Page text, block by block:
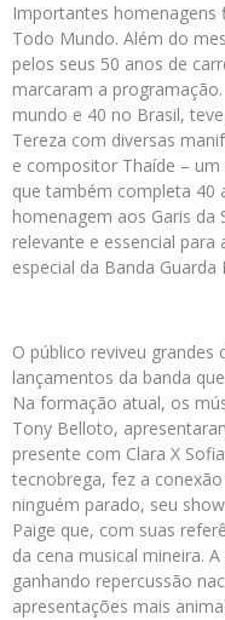
Importantes homenagens
Todo Mundo. Além do
pelos seus 50 anos de
marcaram a
mundo e 40 no Brasil,
Tereza com diversas
e compositor Thaíde –
que também completa 40
homenagem aos Garis da
relevante e essencial
especial da Banda
O público reviveu grandes
lançamentos da banda
Na formação atual, os
Tony Belloto,
presente com Clara X
tecnobrega, fez a
ninguém parado, seu
Paige que, com suas
da cena musical mineira.
ganhando repercussão
apresentações mais